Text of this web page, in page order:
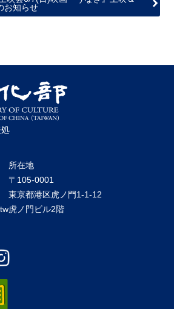
お知らせ
所在地
〒105-0001
東京都港区虎ノ門1-1-12
虎ノ門ビル2階